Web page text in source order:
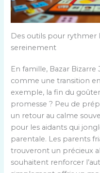
Des outils pour rythmer
sereinement
En famille, Bazar
comme une transition
exemple, la fin du
promesse ? Peu de
un retour au calme
pour les aidants qui
parentale. Les parents
trouveront un précieux
souhaitent renforcer